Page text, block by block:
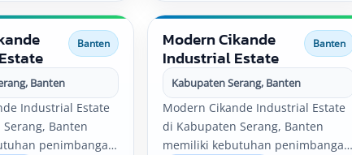
Banten
Banten
Industrial Estate
Banten
penimbangan
Modern Cikande
Industrial Estate
Banten
Kabupaten Serang, Banten
Modern Cikande Industrial Estate
di Kabupaten Serang, Banten
memiliki kebutuhan penimbangan